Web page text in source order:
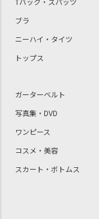
ブラ
ニーハイ・タイツ
トップス
ガーターベルト
写真集・DVD
ワンピース
コスメ・美容
スカート・ボトムス